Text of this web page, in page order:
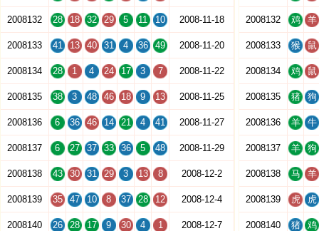
2008132 28 18 32 29 5 11 10 2008-11-18
2008133 41 13 40 31 4 36 49 2008-11-20
2008134 28 1 4 24 17 3 7 2008-11-22
2008135 38 3 48 46 18 9 13 2008-11-25
2008136 6 36 46 14 21 4 41 2008-11-27
2008137 6 27 37 33 36 5 48 2008-11-29
2008138 43 30 31 29 3 13 8 2008-12-2
2008139 35 47 10 8 37 28 12 2008-12-4
2008140 26 28 17 9 30 4 1 2008-12-7
2008132 鸡 羊
2008133 猴 鼠
2008134 鸡 鼠
2008135 猪 狗
2008136 羊 牛
2008137 羊 狗
2008138 马 羊
2008139 虎 虎
2008140 猪 鸡